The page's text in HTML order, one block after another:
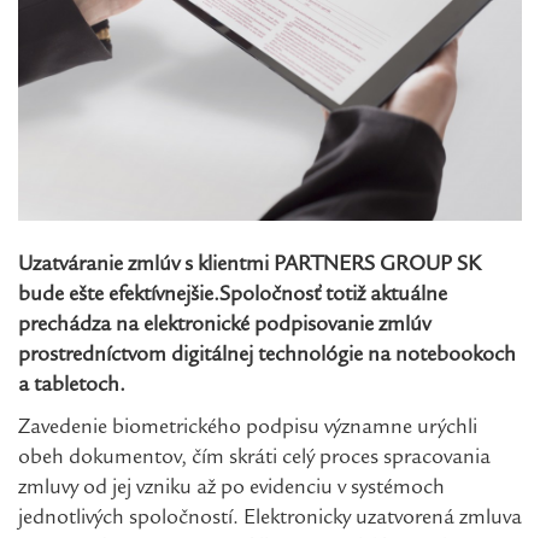
Uzatváranie zmlúv s klientmi PARTNERS GROUP SK
bude ešte efektívnejšie.Spoločnosť totiž aktuálne
prechádza na elektronické podpisovanie zmlúv
prostredníctvom digitálnej technológie na notebookoch
a tabletoch.
Zavedenie biometrického podpisu významne urýchli
obeh dokumentov, čím skráti celý proces spracovania
zmluvy od jej vzniku až po evidenciu v systémoch
jednotlivých spoločností. Elektronicky uzatvorená zmluva